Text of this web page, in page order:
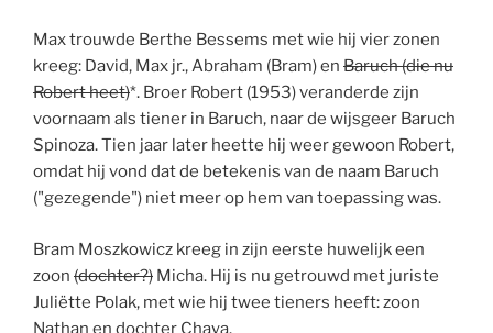
Max trouwde Berthe Bessems met wie hij vier zonen
kreeg: David, Max jr., Abraham (Bram) en Baruch (die nu
Robert heet)*. Broer Robert (1953) veranderde zijn
voornaam als tiener in Baruch, naar de wijsgeer Baruch
Spinoza. Tien jaar later heette hij weer gewoon Robert,
omdat hij vond dat de betekenis van de naam Baruch
("gezegende") niet meer op hem van toepassing was.
Bram Moszkowicz kreeg in zijn eerste huwelijk een
zoon (dochter?) Micha. Hij is nu getrouwd met juriste
Juliëtte Polak, met wie hij twee tieners heeft: zoon
Nathan en dochter Chaya.